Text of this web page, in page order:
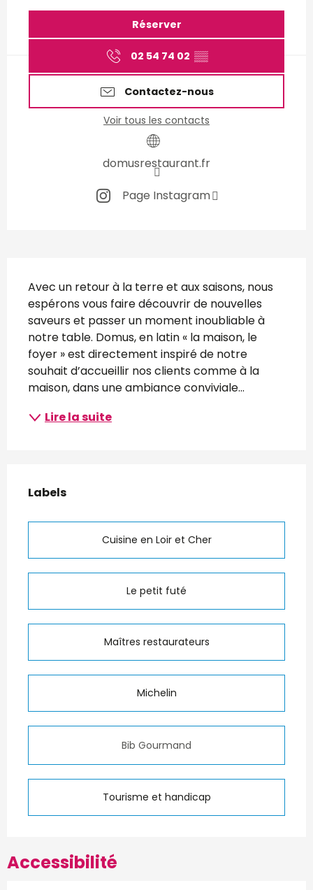
Réserver
02 54 74 02 ▒▒
Contactez-nous
Voir tous les contacts
domusrestaurant.fr
Page Instagram
Description
Avec un retour à la terre et aux saisons, nous
espérons vous faire découvrir de nouvelles
saveurs et passer un moment inoubliable à
notre table. Domus, en latin « la maison, le
foyer » est directement inspiré de notre
souhait d’accueillir nos clients comme à la
maison, dans une ambiance conviviale...
Lire la suite
Offres de prestations
Labels
Labels
Cuisine en Loir et Cher
Le petit futé
Maîtres restaurateurs
Michelin
Bib Gourmand
Tourisme et handicap
Accessibilité